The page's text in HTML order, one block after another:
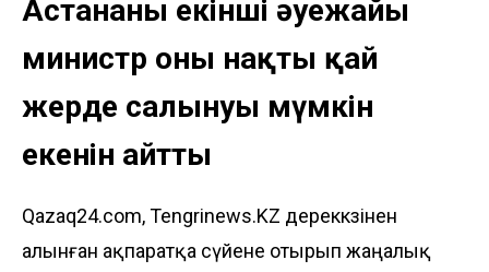
Астананың екінші әуежайы
министр оның нақты қай
жерде салынуы мүмкін
екенін айтты
Qazaq24.com, Tengrinews.KZ дереккөзінен
алынған ақпаратқа сүйене отырып жаңалық